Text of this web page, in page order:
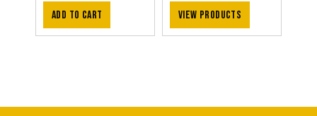
Add to cart View products